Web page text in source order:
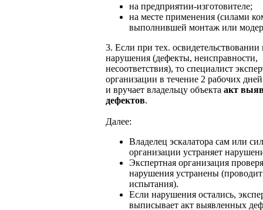
на предприятии-изготовителе;
на месте применения (силами
выполнившей монтаж или
3. Если при тех.
нарушения (дефекты, неисправности,
несоответствия), то специалист
организации в течение 2 рабочих
и вручает владельцу объекта акт
дефектов.
Далее:
Владелец эскалатора сам или
организации устраняет
Экспертная организация
нарушения устранены
испытания).
Если нарушения остались,
выписывает акт выявленных